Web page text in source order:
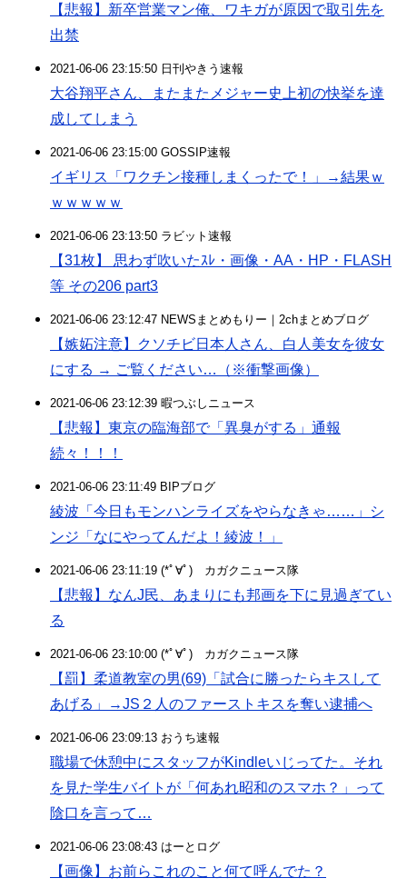
【悲報】新卒営業マン俺、ワキガが原因で取引先を
出禁
2021-06-06 23:15:50 日刊やきう速報
大谷翔平さん、またまたメジャー史上初の快挙を達
成してしまう
2021-06-06 23:15:00 GOSSIP速報
イギリス「ワクチン接種しまくったで！」→結果ｗ
ｗｗｗｗｗ
2021-06-06 23:13:50 ラビット速報
【31枚】 思わず吹いたｽﾚ・画像・AA・HP・FLASH
等 その206 part3
2021-06-06 23:12:47 NEWSまとめもりー｜2chまとめブログ
【嫉妬注意】クソチビ日本人さん、白人美女を彼女
にする → ご覧ください…（※衝撃画像）
2021-06-06 23:12:39 暇つぶしニュース
【悲報】東京の臨海部で「異臭がする」通報
続々！！！
2021-06-06 23:11:49 BIPブログ
綾波「今日もモンハンライズをやらなきゃ……」シ
ンジ「なにやってんだよ！綾波！」
2021-06-06 23:11:19 (*ﾟ∀ﾟ)ゞカガクニュース隊
【悲報】なんJ民、あまりにも邦画を下に見過ぎてい
る
2021-06-06 23:10:00 (*ﾟ∀ﾟ)ゞカガクニュース隊
【罰】柔道教室の男(69)「試合に勝ったらキスして
あげる」→JS２人のファーストキスを奪い逮捕へ
2021-06-06 23:09:13 おうち速報
職場で休憩中にスタッフがKindleいじってた。それ
を見た学生バイトが「何あれ昭和のスマホ？」って
陰口を言って…
2021-06-06 23:08:43 はーとログ
【画像】お前らこれのこと何て呼んでた？